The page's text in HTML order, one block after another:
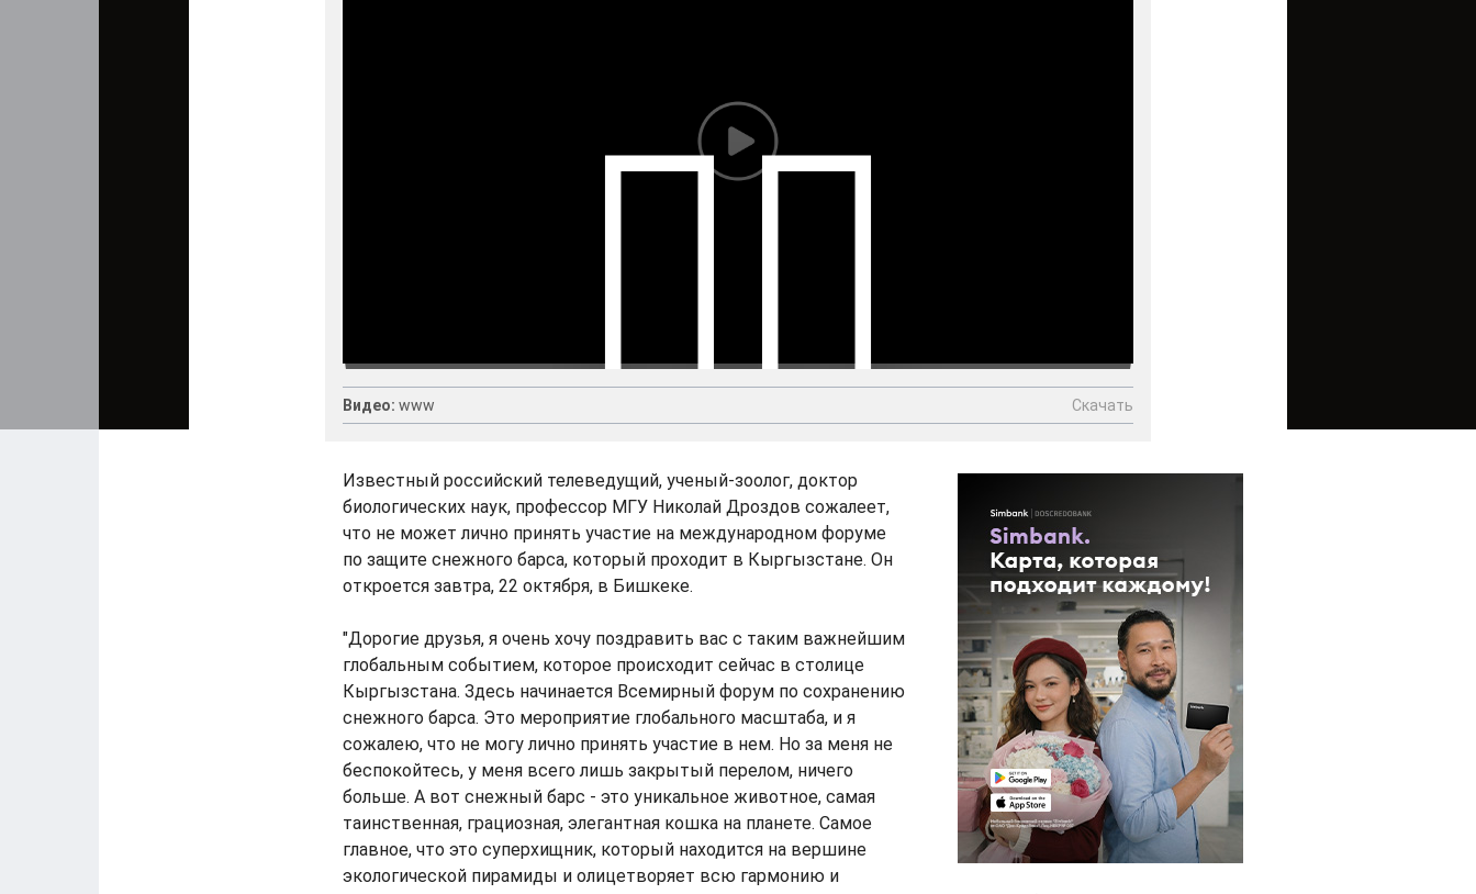
Видео: www Скачать
Известный российский телеведущий, ученый-зоолог, доктор
биологических наук, профессор МГУ Николай Дроздов сожалеет,
что не может лично принять участие на международном форуме
по защите снежного барса, который проходит в Кыргызстане. Он
откроется завтра, 22 октября, в Бишкеке.
"Дорогие друзья, я очень хочу поздравить вас с таким важнейшим
глобальным событием, которое происходит сейчас в столице
Кыргызстана. Здесь начинается Всемирный форум по сохранению
снежного барса. Это мероприятие глобального масштаба, и я
сожалею, что не могу лично принять участие в нем. Но за меня не
беспокойтесь, у меня всего лишь закрытый перелом, ничего
больше. А вот снежный барс - это уникальное животное, самая
таинственная, грациозная, элегантная кошка на планете. Самое
главное, что это суперхищник, который находится на вершине
экологической пирамиды и олицетворяет всю гармонию и